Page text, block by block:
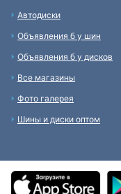
Автодиски
Объявления б у шин
Объявления б у дисков
Все магазины
Фото галерея
Шины и диски оптом